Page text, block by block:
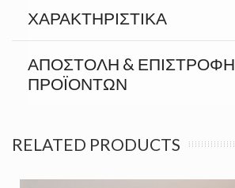
ΧΑΡΑΚΤΗΡΙΣΤΙΚΆ
ΑΠΟΣΤΟΛΉ & ΕΠΙΣΤΡΟΦΉ
ΠΡΟΪΟΝΤΩΝ
RELATED PRODUCTS